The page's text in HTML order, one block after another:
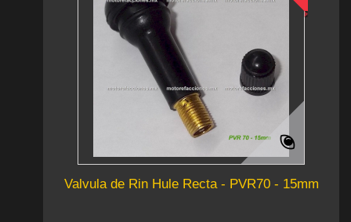
Valvula de Rin Hule Recta - PVR70 - 15mm